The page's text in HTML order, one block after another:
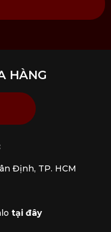
HÀNG
Định, TP. HCM
tại đây